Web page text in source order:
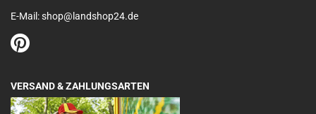
E-Mail: shop@landshop24.de
VERSAND & ZAHLUNGSARTEN